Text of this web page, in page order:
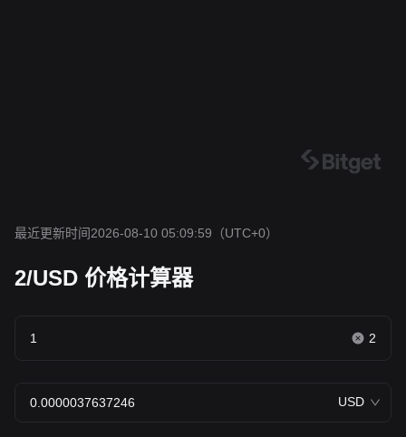
最近更新时间2026-08-10 05:09:59 （UTC+0）
2/USD 价格计算器
2
USD